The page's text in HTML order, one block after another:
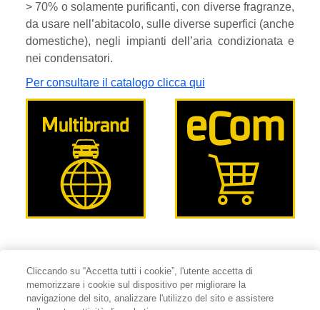
> 70% o solamente purificanti, con diverse fragranze,
da usare nell’abitacolo, sulle diverse superfici (anche
domestiche), negli impianti dell’aria condizionata e
nei condensatori.
Per consultare il catalogo clicca qui
Cliccando su “Accetta tutti i cookie”, l'utente accetta di
memorizzare i cookie sul dispositivo per migliorare la
navigazione del sito, analizzare l'utilizzo del sito e assistere